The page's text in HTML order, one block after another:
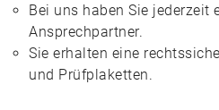
Bei uns haben Sie jederzeit
Ansprechpartner.
Sie erhalten eine
und Prüfplaketten.